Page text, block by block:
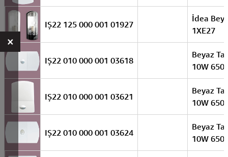
IŞ22 125 000 001 01927
İdea
1XE27
IŞ22 010 000 001 03618
Beyaz
10W
IŞ22 010 000 001 03621
Beyaz
10W
IŞ22 010 000 001 03624
Beyaz
10W
×